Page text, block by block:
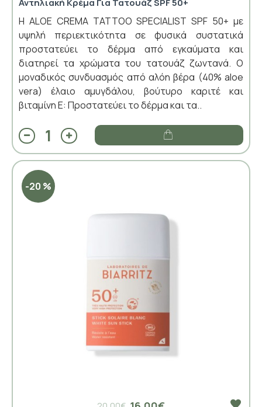
Αντηλιακή Κρέμα Για Τατουάζ SPF 50+
Η ALOE CREMA TATTOO SPECIALIST SPF 50+ με
υψηλή περιεκτικότητα σε φυσικά συστατικά
προστατεύει το δέρμα από εγκαύματα και
διατηρεί τα χρώματα του τατουάζ ζωντανά. Ο
μοναδικός συνδυασμός από αλόη βέρα (40% aloe
vera) έλαιο αμυγδάλου, βούτυρο καριτέ και
βιταμίνη Ε: Προστατεύει το δέρμα και τα..
-20 %